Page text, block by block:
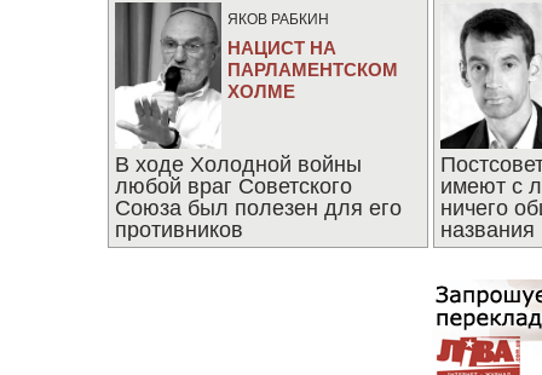
ЯКОВ РАБКИН
НАЦИСТ НА
ПАРЛАМЕНТСКОМ
ХОЛМЕ
В ходе Холодной войны
любой враг Советского
Союза был полезен для его
противников
имеют с
ничего
названия